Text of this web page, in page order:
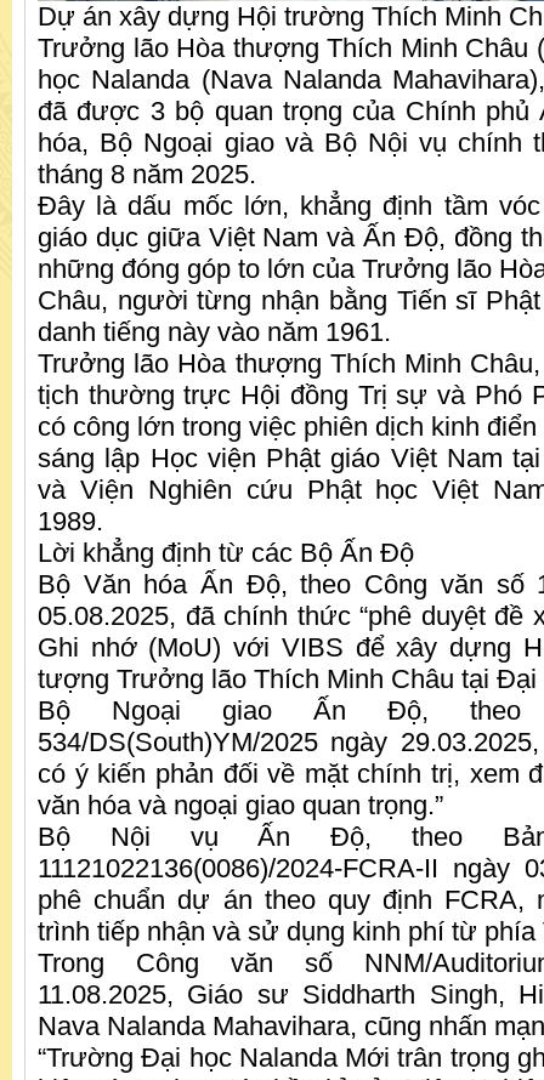
Dự án xây dựng Hội trường Thích Minh
Trưởng lão Hòa thượng Thích Minh Châu
học Nalanda (Nava Nalanda
đã được 3 bộ quan trọng của Chính
hóa, Bộ Ngoại giao và Bộ Nội vụ chính
tháng 8 năm 2025.
Đây là dấu mốc lớn, khẳng định tầm
giáo dục giữa Việt Nam và Ấn Độ, đồng
những đóng góp to lớn của Trưởng lão
Châu, người từng nhận bằng Tiến sĩ
danh tiếng này vào năm 1961.
Trưởng lão Hòa thượng Thích Minh
tịch thường trực Hội đồng Trị sự và Phó
có công lớn trong việc phiên dịch kinh
sáng lập Học viện Phật giáo Việt Nam
và Viện Nghiên cứu Phật học Việt
1989.
Lời khẳng định từ các Bộ Ấn Độ
Bộ Văn hóa Ấn Độ, theo Công văn số
05.08.2025, đã chính thức “phê duyệt đề
Ghi nhớ (MoU) với VIBS để xây dựng
tượng Trưởng lão Thích Minh Châu tại Đại
Bộ Ngoại giao Ấn Độ, theo
534/DS(South)YM/2025 ngày
có ý kiến phản đối về mặt chính trị, xem
văn hóa và ngoại giao quan trọng.”
Bộ Nội vụ Ấn Độ, theo
11121022136(0086)/2024-FCRA-II ngày
phê chuẩn dự án theo quy định FCRA,
trình tiếp nhận và sử dụng kinh phí từ phía
Trong Công văn số NNM/
11.08.2025, Giáo sư Siddharth Singh,
Nava Nalanda Mahavihara, cũng nhấn
“Trường Đại học Nalanda Mới trân trọng